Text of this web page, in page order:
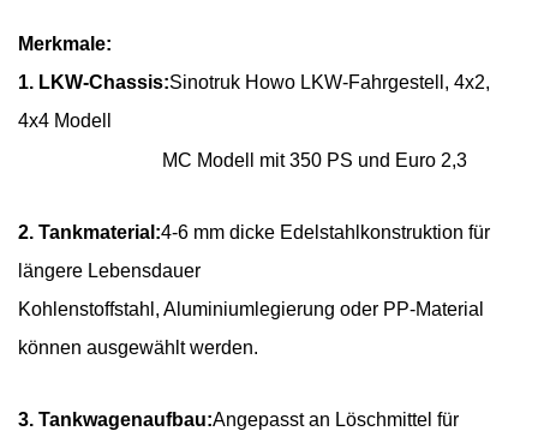
Merkmale:
1. LKW-Chassis:Sinotruk Howo LKW-Fahrgestell, 4x2,
4x4 Modell
MC Modell mit 350 PS und Euro 2,3
2. Tankmaterial:4-6 mm dicke Edelstahlkonstruktion für
längere Lebensdauer
Kohlenstoffstahl, Aluminiumlegierung oder PP-Material
können ausgewählt werden.
3. Tankwagenaufbau:Angepasst an Löschmittel für